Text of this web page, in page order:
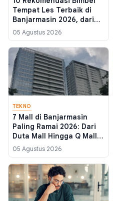
Tempat Les Terbaik di
Banjarmasin 2026, dari
Rating Tertinggi sampai
yang Buka Sore
05 Agustus 2026
TEKNO
7 Mall di Banjarmasin
Paling Ramai 2026: Dari
Duta Mall Hingga Q Mall,
Mana Paling Lengkap
untuk Belanja dan
Nongkrong?
05 Agustus 2026